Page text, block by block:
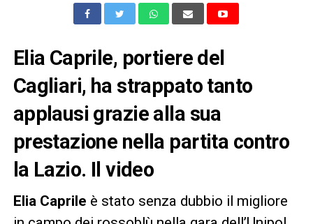
Elia Caprile, portiere del
Cagliari, ha strappato tanto
applausi grazie alla sua
prestazione nella partita contro
la Lazio. Il video
Elia Caprile è stato senza dubbio il migliore